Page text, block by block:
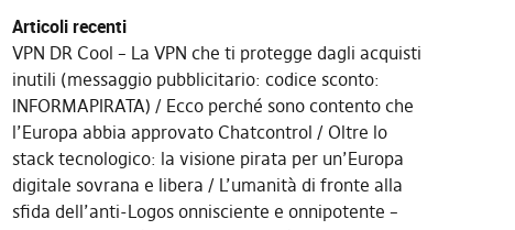
Articoli recenti
VPN DR Cool – La VPN che ti protegge dagli acquisti
inutili (messaggio pubblicitario: codice sconto:
INFORMAPIRATA)
Ecco perché sono contento che
l’Europa abbia approvato Chatcontrol
Oltre lo
stack tecnologico: la visione pirata per un’Europa
digitale sovrana e libera
L’umanità di fronte alla
sfida dell’anti-Logos onnisciente e onnipotente –